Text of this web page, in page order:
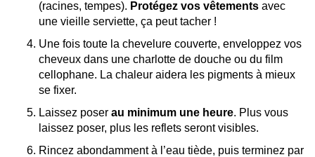
(racines, tempes). Protégez vos vêtements avec
une vieille serviette, ça peut tacher !
Une fois toute la chevelure couverte, enveloppez vos
cheveux dans une charlotte de douche ou du film
cellophane. La chaleur aidera les pigments à mieux
se fixer.
Laissez poser au minimum une heure. Plus vous
laissez poser, plus les reflets seront visibles.
Rincez abondamment à l’eau tiède, puis terminez par